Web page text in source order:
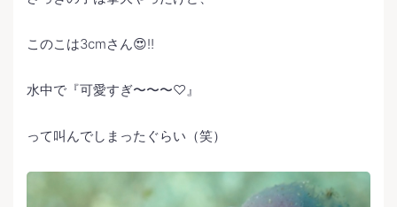
このこは3cmさん😍‼️
水中で『可愛すぎ〜〜〜♡』
って叫んでしまったぐらい（笑）